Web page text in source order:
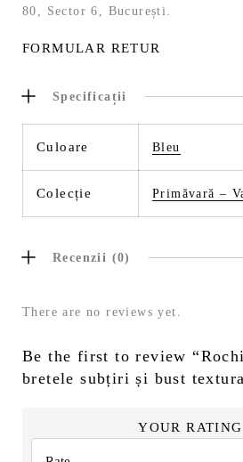
80, Sector 6, București.
FORMULAR RETUR
Specificații
Culoare Bleu
Colecție Primăvară –
Recenzii (0)
There are no reviews yet.
Be the first to review
bretele subțiri și bust
YOUR RATING